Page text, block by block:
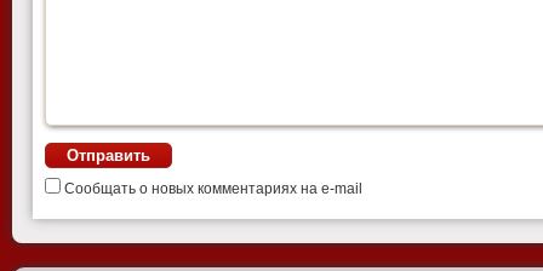
Сообщать о новых комментариях на e-mail